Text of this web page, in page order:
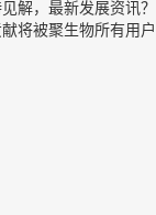
解，最新发展资讯？
将被聚生物所有用户